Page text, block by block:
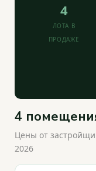
4
ЛОТА В
ПРОДАЖЕ
4
Цены от
2026